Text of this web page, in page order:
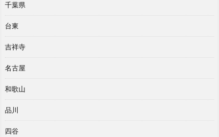
千葉県
台東
吉祥寺
名古屋
和歌山
品川
四谷